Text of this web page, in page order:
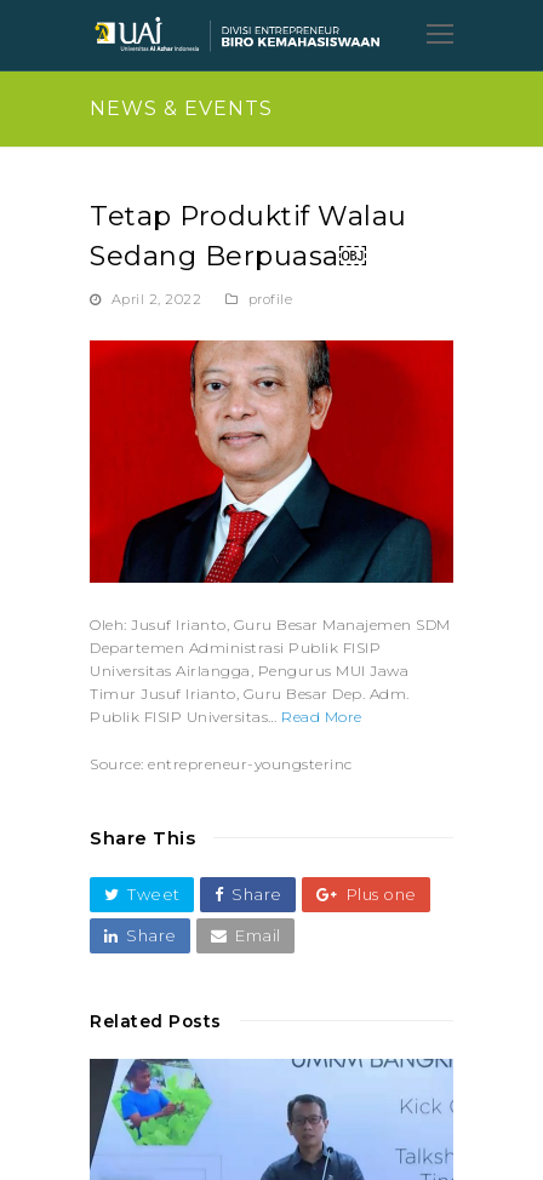
Open
Mobile
NEWS & EVENTS
Tetap Produktif Walau
Sedang Berpuasa￼
April 2, 2022 profile
Oleh: Jusuf Irianto, Guru Besar Manajemen SDM
Departemen Administrasi Publik FISIP
Universitas Airlangga, Pengurus MUI Jawa
Timur Jusuf Irianto, Guru Besar Dep. Adm.
Publik FISIP Universitas… Read More
Source: entrepreneur-youngsterinc
Share This
Tweet Share Plus one
Share Email
Related Posts